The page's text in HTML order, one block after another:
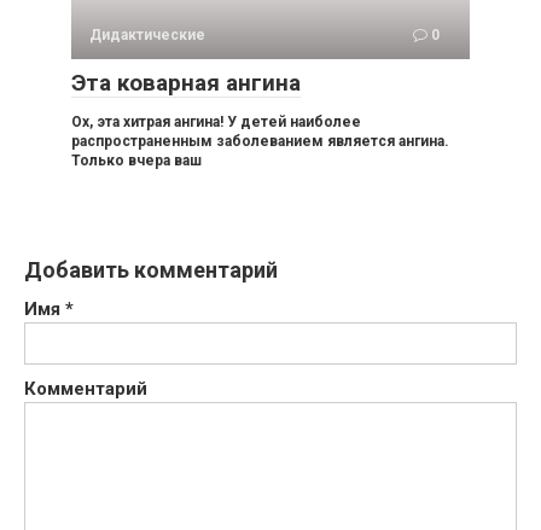
Дидактические 0
Эта коварная ангина
Ох, эта хитрая ангина! У детей наиболее
распространенным заболеванием является ангина.
Только вчера ваш
Добавить комментарий
Имя *
Комментарий